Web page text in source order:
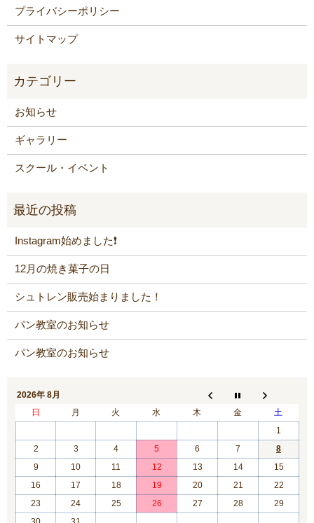
プライバシーポリシー
サイトマップ
お知らせ
ギャラリー
スクール・イベント
Instagram始めました❗️
12月の焼き菓子の日
シュトレン販売始まりました！
パン教室のお知らせ
パン教室のお知らせ
2026年 8月
日
月 火 水 木 金
土
1
2
3 4 5 6 7
8
9
10 11 12 13 14
15
16
17 18 19 20 21
22
23
24 25 26 27 28
29